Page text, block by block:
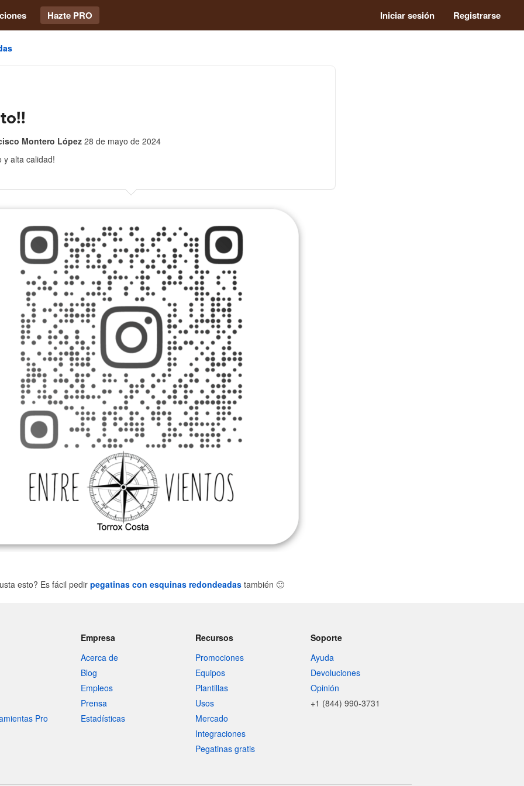
Hazte PRO Iniciar sesión Registrarse
Montero López28 de mayo de 2024
y alta calidad!
esto? Es fácil pedir pegatinas con esquinas redondeadastambién 🙂
Pro
Empresa
Acerca de
Blog
Empleos
Prensa
Estadísticas
Recursos
Promociones
Equipos
Plantillas
Usos
Mercado
Integraciones
Pegatinas gratis
Soporte
Ayuda
Devoluciones
Opinión
+1 (844) 990-3731